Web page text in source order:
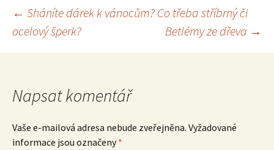
Navigace
pro
příspěvek
← Sháníte dárek k vánocům? Co třeba stříbrný či
ocelový šperk?
Betlémy ze dřeva →
Napsat komentář
Vaše e-mailová adresa nebude zveřejněna. Vyžadované
informace jsou označeny*